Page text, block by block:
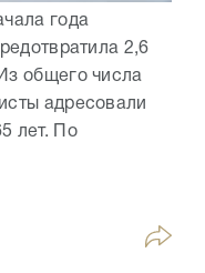
года
2,6
общего числа
адресовали
лет. По